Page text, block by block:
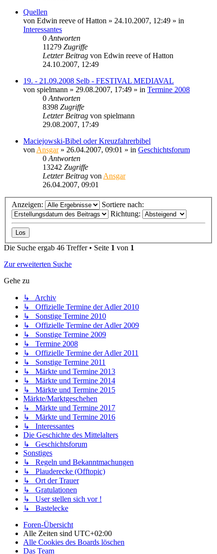
Quellen
von Edwin reeve of Hatton » 24.10.2007, 12:49 » in
Interessantes
0 Antworten
11279 Zugriffe
Letzter Beitrag von Edwin reeve of Hatton
24.10.2007, 12:49
19. - 21.09.2008 Selb - FESTIVAL MEDIAVAL
von spielmann » 29.08.2007, 17:49 » in Termine 2008
0 Antworten
8398 Zugriffe
Letzter Beitrag von spielmann
29.08.2007, 17:49
Maciejowski-Bibel oder Kreuzfahrerbibel
von Ansgar» 26.04.2007, 09:01 » in Geschichtsforum
0 Antworten
13242 Zugriffe
Letzter Beitrag von Ansgar
26.04.2007, 09:01
Anzeigen:
Sortiere nach:
Richtung:
Die Suche ergab 46 Treffer • Seite 1 von 1
Zur erweiterten Suche
Gehe zu
↳ Archiv
↳ Offizielle Termine der Adler 2010
↳ Sonstige Termine 2010
↳ Offizielle Termine der Adler 2009
↳ Sonstige Termine 2009
↳ Termine 2008
↳ Offizielle Termine der Adler 2011
↳ Sonstige Termine 2011
↳ Märkte und Termine 2013
↳ Märkte und Termine 2014
↳ Märkte und Termine 2015
Märkte/Marktgeschehen
↳ Märkte und Termine 2017
↳ Märkte und Termine 2016
↳ Interessantes
Die Geschichte des Mittelalters
↳ Geschichtsforum
Sonstiges
↳ Regeln und Bekanntmachungen
↳ Plauderecke (Offtopic)
↳ Ort der Trauer
↳ Gratulationen
↳ User stellen sich vor !
↳ Bastelecke
Foren-Übersicht
Alle Zeiten sind UTC+02:00
Alle Cookies des Boards löschen
Das Team